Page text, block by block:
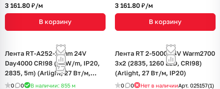
3 161.80 ₽/м
В корзину
3 161.80 ₽/м
В корзину
Лента RT-A252-19mm 24V
Day4000 CRI98 (27 W/m, IP20,
2835, 5m) (Arlight, 27 Вт/м,
IP20)
0 0 В наличии: 855 м
Лента RT 2-5000 24V Warm2700
3x2 (2835, 1260 LED, CRI98)
(Arlight, 27 Вт/м, IP20)
0 0 Нет в наличииАрт. 025157(1)